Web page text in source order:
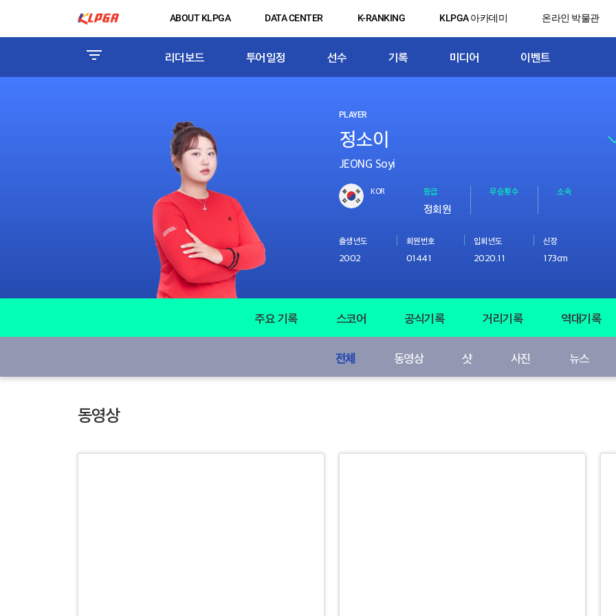
ABOUT KLPGA DATA CENTER K-RANKING KLPGA 아카데미 온라인 박물관
리더보드 투어일정 선수 기록 미디어 이벤트
PLAYER
JEONG Soyi
KOR 등급
정회원
우승횟수 소속
출생년도
2002
회원번호
01441
입회년도
2020.11
신장
173cm
주요 기록 스코어 공식기록 거리기록 역대기록
전체 동영상 샷 사진 뉴스
동영상